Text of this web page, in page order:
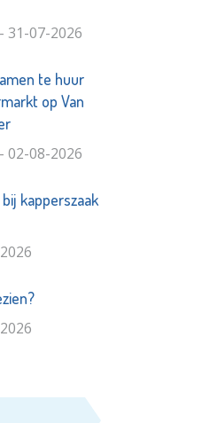
31-07-2026
te huur
op Van
02-08-2026
kapperszaak